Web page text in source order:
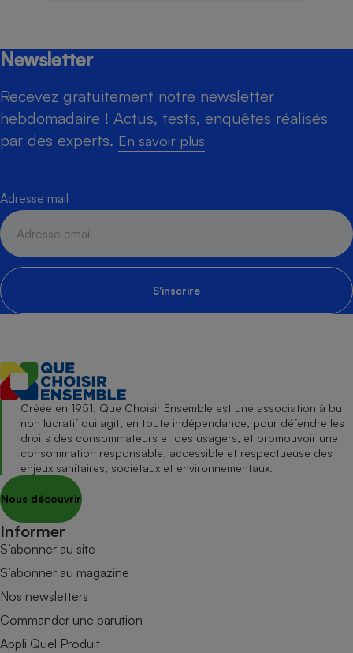
Newsletter
Recevez gratuitement notre newsletter
hebdomadaire ! Actus, tests, enquêtes réalisés
par des experts. En savoir plus
Adresse mail
S'inscrire
Créée en 1951, Que Choisir Ensemble est une association à but
non lucratif qui agit, en toute indépendance, pour défendre les
droits des consommateurs et des usagers, et promouvoir une
consommation responsable, accessible et respectueuse des
enjeux sanitaires, sociétaux et environnementaux.
Nous découvrir
Informer
S’abonner au site
S’abonner au magazine
Nos newsletters
Commander une parution
Appli Quel Produit